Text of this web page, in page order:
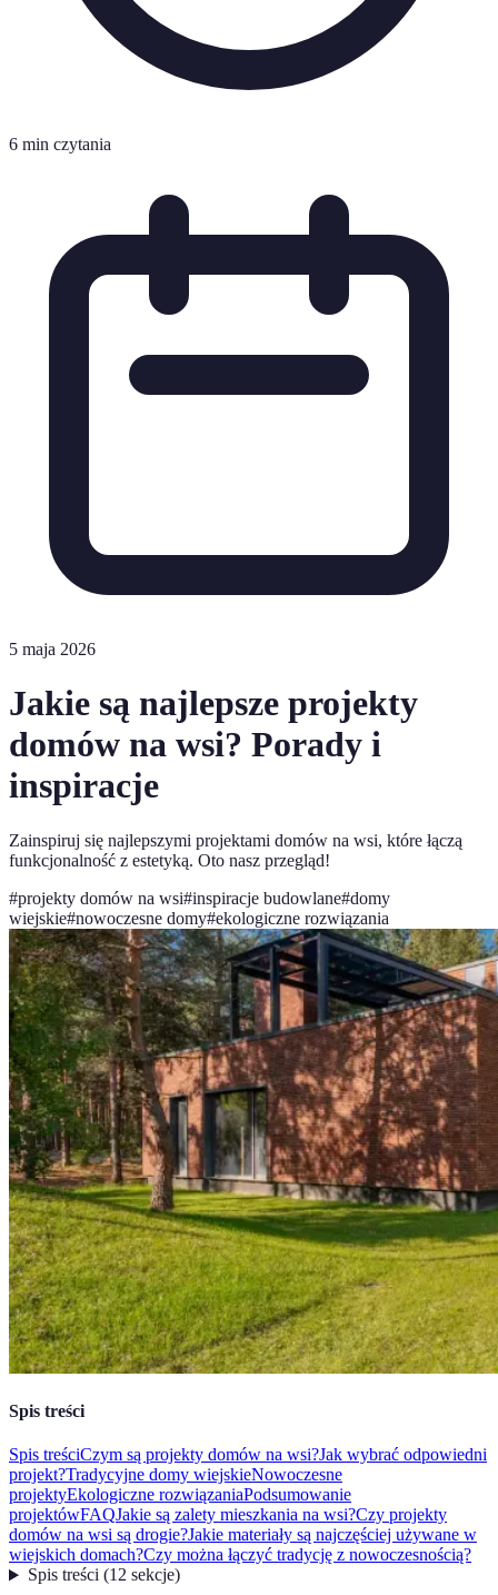
6 min czytania
5 maja 2026
Jakie są najlepsze projekty
domów na wsi? Porady i
inspiracje
Zainspiruj się najlepszymi projektami domów na wsi, które łączą
funkcjonalność z estetyką. Oto nasz przegląd!
#projekty domów na wsi#inspiracje budowlane#domy
wiejskie#nowoczesne domy#ekologiczne rozwiązania
Spis treści
Spis treściCzym są projekty domów na wsi?Jak wybrać odpowiedni
projekt?Tradycyjne domy wiejskieNowoczesne
projektyEkologiczne rozwiązaniaPodsumowanie
projektówFAQJakie są zalety mieszkania na wsi?Czy projekty
domów na wsi są drogie?Jakie materiały są najczęściej używane w
wiejskich domach?Czy można łączyć tradycję z nowoczesnością?
Spis treści(12 sekcje)